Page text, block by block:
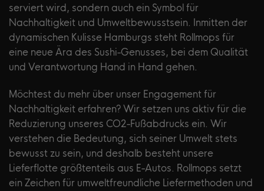
serviert wird, sondern auch ein Symbol für
Nachhaltigkeit und Umweltbewusstsein. Inmitten der
dynamischen Kulisse Hamburgs steht Rollmops für
eine neue Ära des Sushi-Genusses, bei dem Qualität
und Verantwortung Hand in Hand gehen.
Möchtest du mehr über unser Engagement für
Nachhaltigkeit erfahren? Wir setzen uns aktiv für die
Reduzierung unseres CO2-Fußabdrucks ein. Wir
verstehen die Bedeutung, sich seiner Umwelt stets
bewusst zu sein, und deshalb besteht unsere
Lieferflotte größtenteils aus E-Autos. Rollmops setzt
ein Zeichen für umweltfreundliche Liefermethoden und